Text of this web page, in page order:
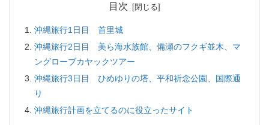
目次
沖縄旅行1日目 首里城
沖縄旅行2日目 美ら海水族館、備瀬のフクギ並木、マ
ングローブカヤックツアー
沖縄旅行3日目 ひめゆりの塔、平和祈念公園、国際通
り
沖縄旅行計画を立てるのに役立ったサイト